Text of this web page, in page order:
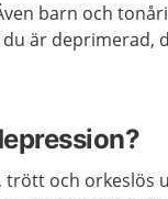
barn och
är deprimerad,
trött och orkeslös